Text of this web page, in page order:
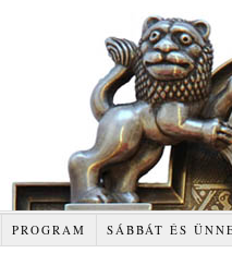
PROGRAM SÁBBÁT ÉS